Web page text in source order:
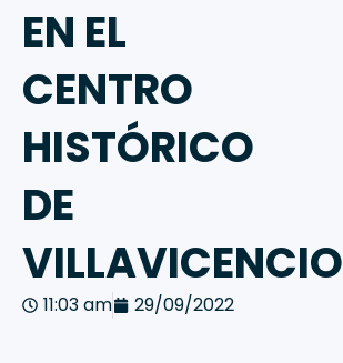
EN EL
CENTRO
HISTÓRICO
DE
VILLAVICENCIO
11:03 am 29/09/2022